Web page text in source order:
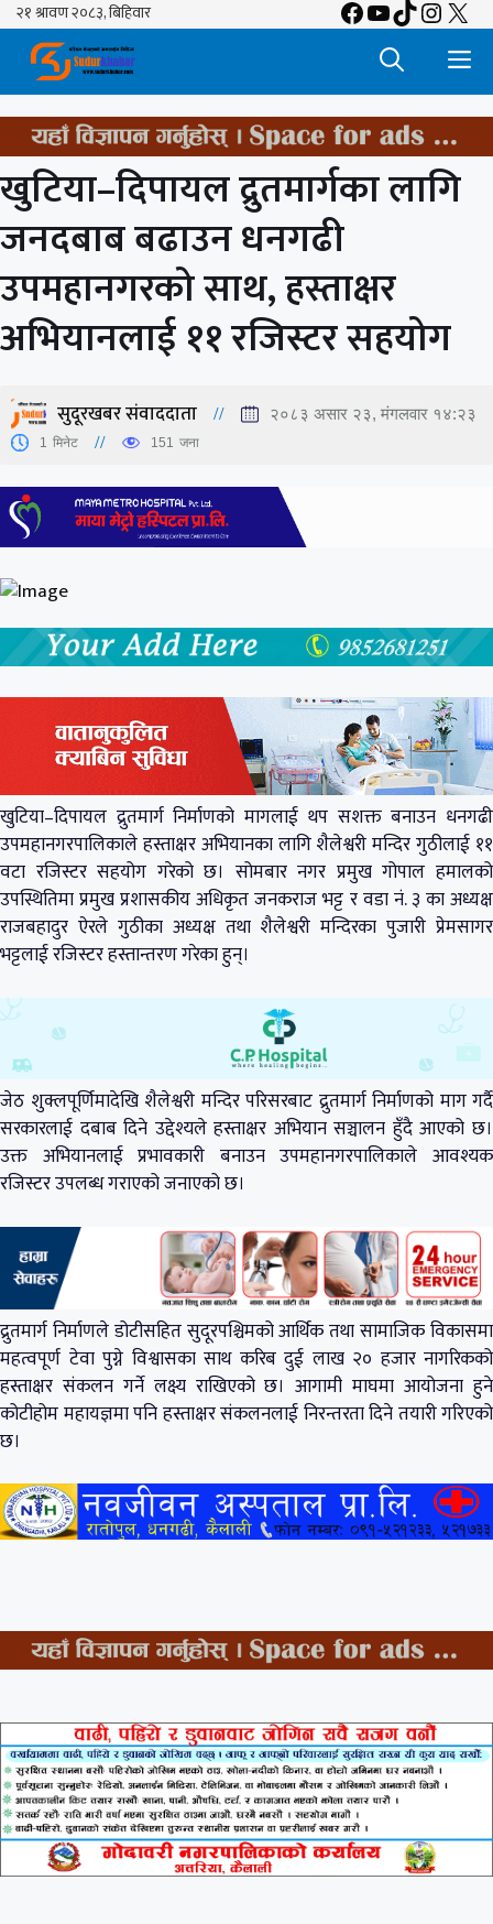
Skip
content
Facebook
YouTube
TikTok
X
खुटिया–दिपायल द्रुतमार्गका लागि
जनदबाब बढाउन धनगढी
उपमहानगरको साथ, हस्ताक्षर
अभियानलाई ११ रजिस्टर सहयोग
सुदूरखबर संवाददाता २०८३ असार २३, मंगलवार १४:२३
1 मिनेट 151 जना
खुटिया–दिपायल द्रुतमार्ग निर्माणको मागलाई थप सशक्त बनाउन धनगढी
उपमहानगरपालिकाले हस्ताक्षर अभियानका लागि शैलेश्वरी मन्दिर गुठीलाई ११
वटा रजिस्टर सहयोग गरेको छ। सोमबार नगर प्रमुख गोपाल हमालको
उपस्थितिमा प्रमुख प्रशासकीय अधिकृत जनकराज भट्ट र वडा नं. ३ का अध्यक्ष
राजबहादुर ऐरले गुठीका अध्यक्ष तथा शैलेश्वरी मन्दिरका पुजारी प्रेमसागर
भट्टलाई रजिस्टर हस्तान्तरण गरेका हुन्।
जेठ शुक्लपूर्णिमादेखि शैलेश्वरी मन्दिर परिसरबाट द्रुतमार्ग निर्माणको माग गर्दै
सरकारलाई दबाब दिने उद्देश्यले हस्ताक्षर अभियान सञ्चालन हुँदै आएको छ।
उक्त अभियानलाई प्रभावकारी बनाउन उपमहानगरपालिकाले आवश्यक
रजिस्टर उपलब्ध गराएको जनाएको छ।
द्रुतमार्ग निर्माणले डोटीसहित सुदूरपश्चिमको आर्थिक तथा सामाजिक विकासमा
महत्वपूर्ण टेवा पुग्ने विश्वासका साथ करिब दुई लाख २० हजार नागरिकको
हस्ताक्षर संकलन गर्ने लक्ष्य राखिएको छ। आगामी माघमा आयोजना हुने
कोटीहोम महायज्ञमा पनि हस्ताक्षर संकलनलाई निरन्तरता दिने तयारी गरिएको
छ।